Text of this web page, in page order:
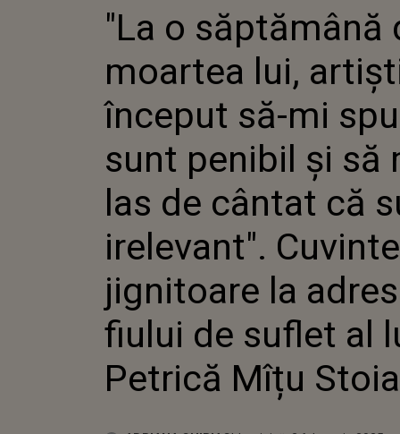
SĂ-MI
PENIBIL
DE
FIULUI
LUI
STOIAN
"La o săptămână
moartea lui,
început să-mi
sunt penibil și să
las de cântat că
irelevant". Cuvinte
jignitoare la
fiului de suflet al
Petrică Mîțu